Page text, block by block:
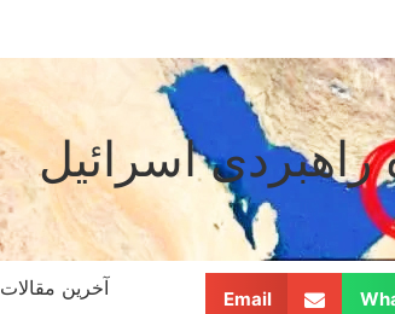
اسرائیل
Email آخرین مقالات